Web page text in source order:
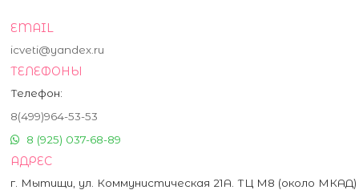
EMAIL
icveti@yandex.ru
ТЕЛЕФОНЫ
Телефон:
8(499)964-53-53
8 (925) 037-68-89
АДРЕС
г. Мытищи, ул. Коммунистическая 21А. ТЦ М8 (около МКАД)